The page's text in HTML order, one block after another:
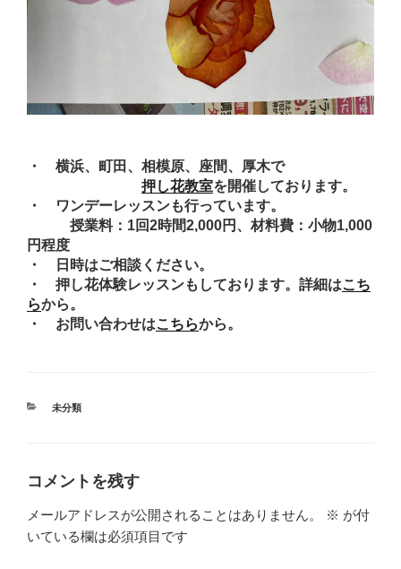
・ 横浜、町田、相模原、座間、厚木で
押し花教室を開催しております。
・ ワンデーレッスンも行っています。
授業料：1回2時間2,000円、材料費：小物1,000
円程度
・ 日時はご相談ください。
・ 押し花体験レッスンもしております。詳細はこち
らから。
・ お問い合わせはこちらから。
カ
未分類
コメントを残す
メールアドレスが公開されることはありません。 ※ が付
いている欄は必須項目です